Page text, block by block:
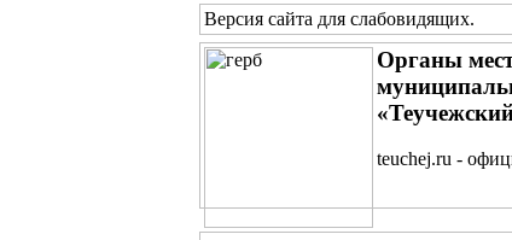
Версия сайта для слабовидящих.
Органы
teuchej.ru -